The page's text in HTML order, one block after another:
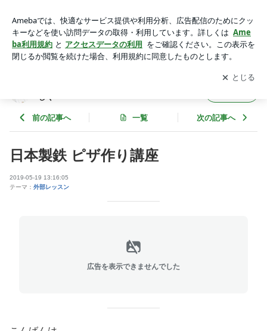
しく美味しくアプリをダウンロードして ブログの更新通知
を受け取りまし
ょう。
開く
しく
前の記事へ 一覧 次の記事へ
日本製鉄 ピザ作り講座
2019-05-19 13:16:05
テーマ： 外部レッスン
広告を表示できませんでした